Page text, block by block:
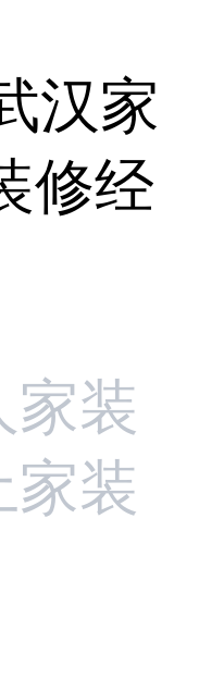
汉家
修经
装
家装